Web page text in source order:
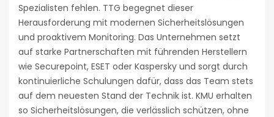
Spezialisten fehlen. TTG begegnet dieser
Herausforderung mit modernen Sicherheitslösungen
und proaktivem Monitoring. Das Unternehmen setzt
auf starke Partnerschaften mit führenden Herstellern
wie Securepoint, ESET oder Kaspersky und sorgt durch
kontinuierliche Schulungen dafür, dass das Team stets
auf dem neuesten Stand der Technik ist. KMU erhalten
so Sicherheitslösungen, die verlässlich schützen, ohne